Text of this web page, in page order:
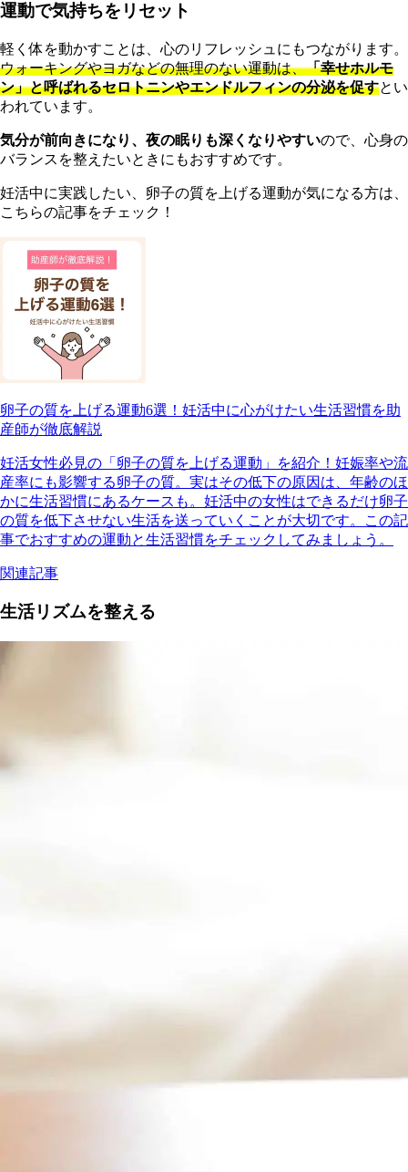
運動で気持ちをリセット
軽く体を動かすことは、心のリフレッシュにもつながります。
ウォーキングやヨガなどの無理のない運動は、「幸せホルモ
ン」と呼ばれるセロトニンやエンドルフィンの分泌を促すとい
われています。
気分が前向きになり、夜の眠りも深くなりやすいので、心身の
バランスを整えたいときにもおすすめです。
妊活中に実践したい、卵子の質を上げる運動が気になる方は、
こちらの記事をチェック！
卵子の質を上げる運動6選！妊活中に心がけたい生活習慣を助
産師が徹底解説
妊活女性必見の「卵子の質を上げる運動」を紹介！妊娠率や流
産率にも影響する卵子の質。実はその低下の原因は、年齢のほ
かに生活習慣にあるケースも。妊活中の女性はできるだけ卵子
の質を低下させない生活を送っていくことが大切です。この記
事でおすすめの運動と生活習慣をチェックしてみましょう。
関連記事
生活リズムを整える